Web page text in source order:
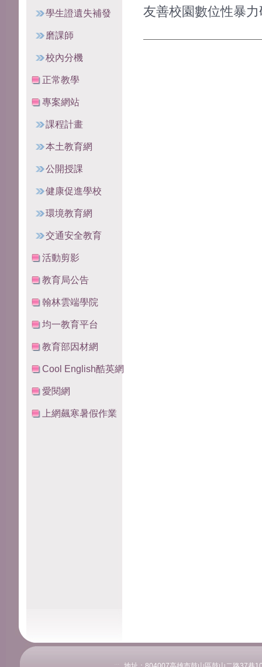
學生證遺失補發
磨課師
校內分機
正常教學
專案網站
課程計畫
本土教育網
公開授課
健康促進學校
環境教育網
交通安全教育
活動剪影
教育局公告
翰林雲端學院
均一教育平台
教育部因材網
Cool English酷英網
愛閱網
上網飆寒暑假作業
友善校園數位性暴